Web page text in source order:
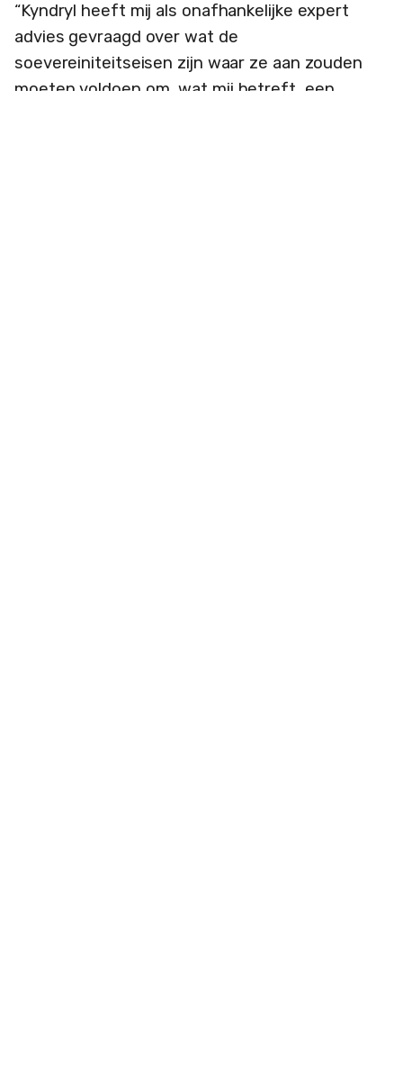
“Kyndryl heeft mij als onafhankelijke expert
advies gevraagd over wat de
soevereiniteitseisen zijn waar ze aan zouden
moeten voldoen om, wat mij betreft, een